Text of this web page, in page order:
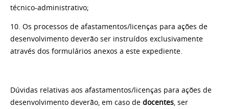
técnico-administrativo;
10. Os processos de afastamentos/licenças para ações de
desenvolvimento deverão ser instruídos exclusivamente
através dos formulários anexos a este expediente.
Dúvidas relativas aos afastamentos/licenças para ações de
desenvolvimento deverão, em caso de docentes, ser